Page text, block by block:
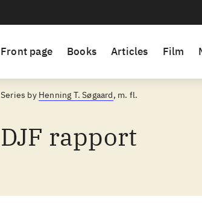
Front page Books Articles Film
Series by Henning T. Søgaard, m. fl.
DJF rapport